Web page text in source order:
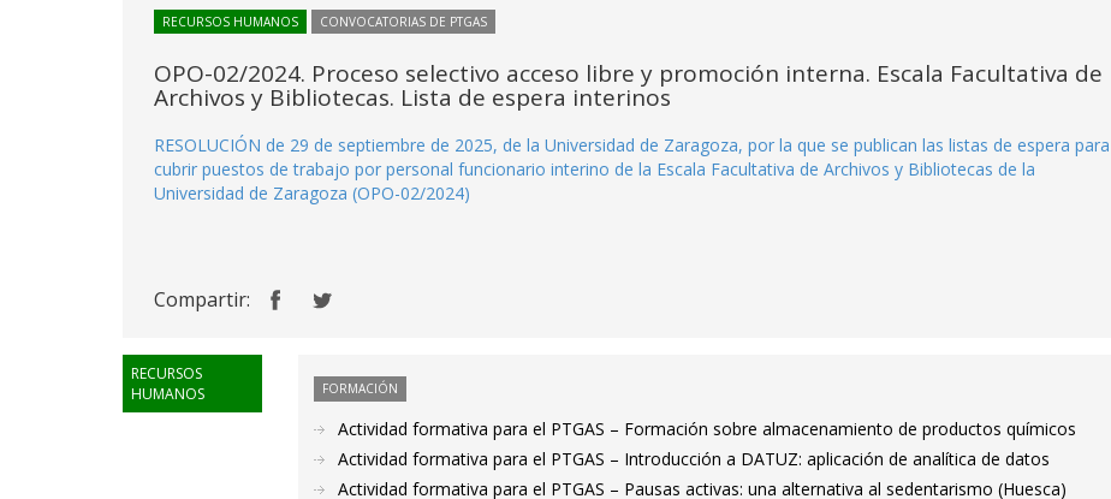
RECURSOS HUMANOS CONVOCATORIAS DE PTGAS
OPO-02/2024. Proceso selectivo acceso libre y promoción interna. Escala Facultativa de
Archivos y Bibliotecas. Lista de espera interinos
RESOLUCIÓN de 29 de septiembre de 2025, de la Universidad de Zaragoza, por la que se publican las listas de espera para
cubrir puestos de trabajo por personal funcionario interino de la Escala Facultativa de Archivos y Bibliotecas de la
Universidad de Zaragoza (OPO-02/2024)
Compartir:
RECURSOS
HUMANOS
FORMACIÓN
Actividad formativa para el PTGAS – Formación sobre almacenamiento de productos químicos
Actividad formativa para el PTGAS – Introducción a DATUZ: aplicación de analítica de datos
Actividad formativa para el PTGAS – Pausas activas: una alternativa al sedentarismo (Huesca)